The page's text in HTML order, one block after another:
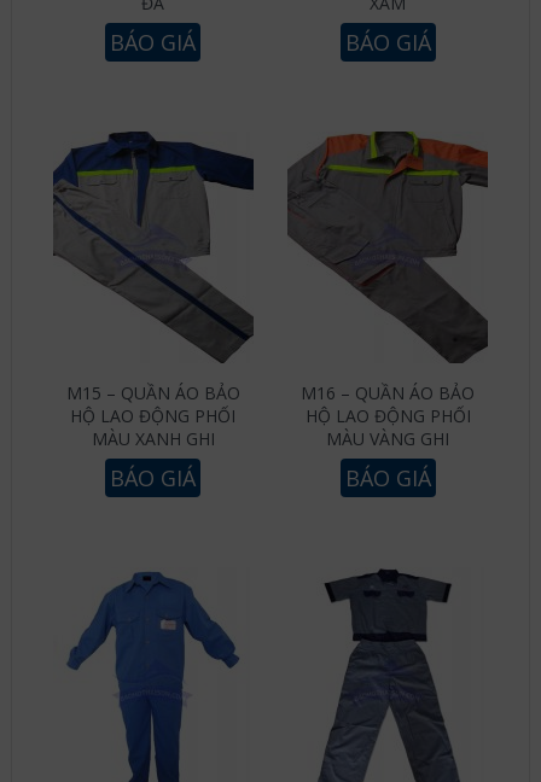
BÁO GIÁ BÁO GIÁ
M15 – QUẦN ÁO BẢO
HỘ LAO ĐỘNG PHỐI
MÀU XANH GHI
BÁO GIÁ
M16 – QUẦN ÁO BẢO
HỘ LAO ĐỘNG PHỐI
MÀU VÀNG GHI
BÁO GIÁ